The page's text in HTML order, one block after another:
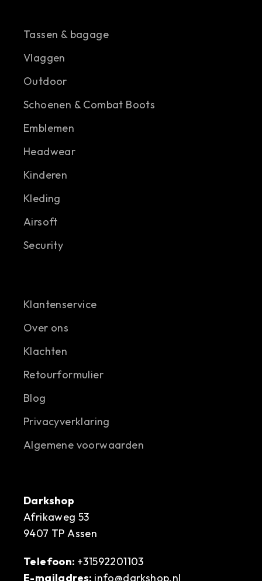
Tassen & bagage
Vlaggen
Outdoor
Schoenen & Combat Boots
Emblemen
Headwear
Kinderen
Kleding
Airsoft
Security
Klantenservice
Over ons
Klachten
Retourformulier
Blog
Privacyverklaring
Algemene voorwaarden
Darkshop
Afrikaweg 53
9407 TP Assen
Telefoon: +31592201103
E-mailadres: info@darkshop.nl